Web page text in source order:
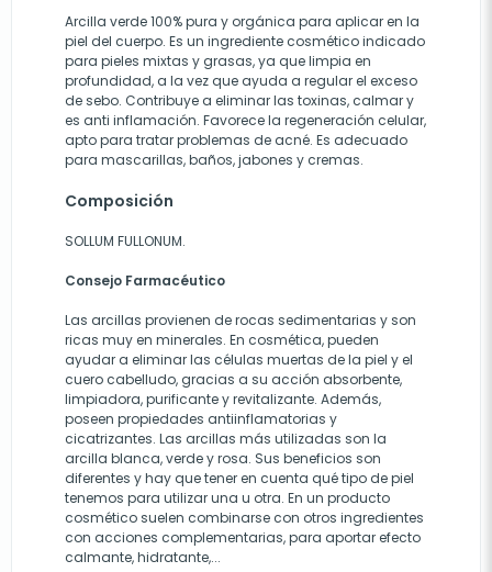
Arcilla verde 100% pura y orgánica para aplicar en la
piel del cuerpo. Es un ingrediente cosmético indicado
para pieles mixtas y grasas, ya que limpia en
profundidad, a la vez que ayuda a regular el exceso
de sebo. Contribuye a eliminar las toxinas, calmar y
es anti inflamación. Favorece la regeneración celular,
apto para tratar problemas de acné. Es adecuado
para mascarillas, baños, jabones y cremas.
Composición
SOLLUM FULLONUM.
Consejo Farmacéutico
Las arcillas provienen de rocas sedimentarias y son
ricas muy en minerales. En cosmética, pueden
ayudar a eliminar las células muertas de la piel y el
cuero cabelludo, gracias a su acción absorbente,
limpiadora, purificante y revitalizante. Además,
poseen propiedades antiinflamatorias y
cicatrizantes. Las arcillas más utilizadas son la
arcilla blanca, verde y rosa. Sus beneficios son
diferentes y hay que tener en cuenta qué tipo de piel
tenemos para utilizar una u otra. En un producto
cosmético suelen combinarse con otros ingredientes
con acciones complementarias, para aportar efecto
calmante, hidratante,...